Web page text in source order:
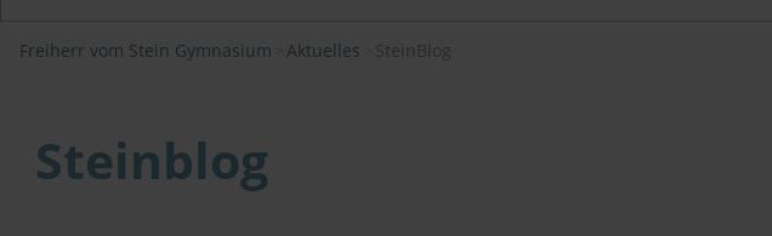
Freiherr vom Stein Gymnasium Aktuelles SteinBlog
Steinblog